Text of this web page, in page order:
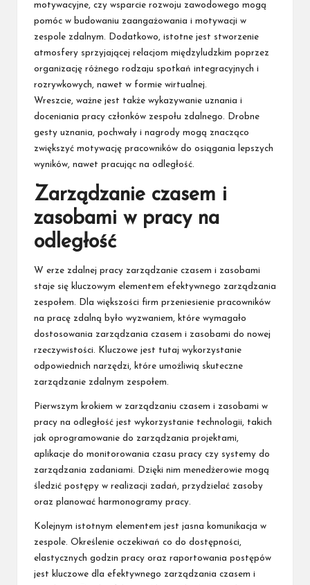
motywacyjne, czy wsparcie rozwoju zawodowego mogą
pomóc w budowaniu zaangażowania i motywacji w
zespole zdalnym. Dodatkowo, istotne jest stworzenie
atmosfery sprzyjającej relacjom międzyludzkim poprzez
organizację różnego rodzaju spotkań integracyjnych i
rozrywkowych, nawet w formie wirtualnej.
Wreszcie, ważne jest także wykazywanie uznania i
doceniania pracy członków zespołu zdalnego. Drobne
gesty uznania, pochwały i nagrody mogą znacząco
zwiększyć motywację pracowników do osiągania lepszych
wyników, nawet pracując na odległość.
Zarządzanie czasem i
zasobami w pracy na
odległość
W erze zdalnej pracy zarządzanie czasem i zasobami
staje się kluczowym elementem efektywnego zarządzania
zespołem. Dla większości firm przeniesienie pracowników
na pracę zdalną było wyzwaniem, które wymagało
dostosowania zarządzania czasem i zasobami do nowej
rzeczywistości. Kluczowe jest tutaj wykorzystanie
odpowiednich narzędzi, które umożliwią skuteczne
zarządzanie zdalnym zespołem.
Pierwszym krokiem w zarządzaniu czasem i zasobami w
pracy na odległość jest wykorzystanie technologii, takich
jak oprogramowanie do zarządzania projektami,
aplikacje do monitorowania czasu pracy czy systemy do
zarządzania zadaniami. Dzięki nim menedżerowie mogą
śledzić postępy w realizacji zadań, przydzielać zasoby
oraz planować harmonogramy pracy.
Kolejnym istotnym elementem jest jasna komunikacja w
zespole. Określenie oczekiwań co do dostępności,
elastycznych godzin pracy oraz raportowania postępów
jest kluczowe dla efektywnego zarządzania czasem i